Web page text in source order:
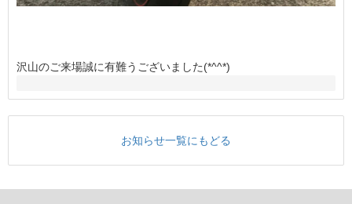
沢山のご来場誠に有難うございました(*^^*)
お知らせ一覧にもどる